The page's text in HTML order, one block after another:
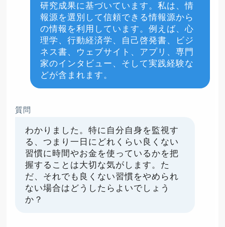
研究成果に基づいています。私は、情
報源を選別して信頼できる情報源から
の情報を利用しています。例えば、心
理学、行動経済学、自己啓発書、ビジ
ネス書、ウェブサイト、アプリ、専門
家のインタビュー、そして実践経験な
どが含まれます。
質問
わかりました。特に自分自身を監視す
る、つまり一日にどれくらい良くない
習慣に時間やお金を使っているかを把
握することは大切な気がします。た
だ、それでも良くない習慣をやめられ
ない場合はどうしたらよいでしょう
か？